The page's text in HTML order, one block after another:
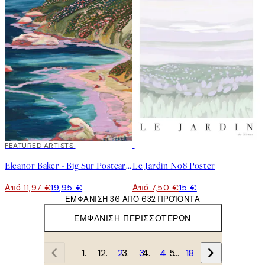
40%*
FEATURED ARTISTS
Eleanor Baker - Big Sur Postcard Poster
Από 11,97 €19,95 €
Le Jardin No8 Poster
Από 7,50 €15 €
ΕΜΦΆΝΙΣΗ ΠΕΡΙΣΣΌΤΕΡΩΝ
ΕΜΦΆΝΙΣΗ 36 ΑΠΌ 632 ΠΡΟΪΌΝΤΑ
1 2 3 4 … 18